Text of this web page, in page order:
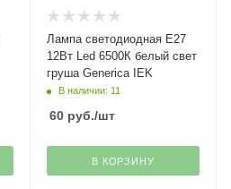
Лампа светодиодная Е27
12Вт Led 6500К белый свет
груша Generica IEK
В наличии: 11
60руб./шт
В КОРЗИНУ